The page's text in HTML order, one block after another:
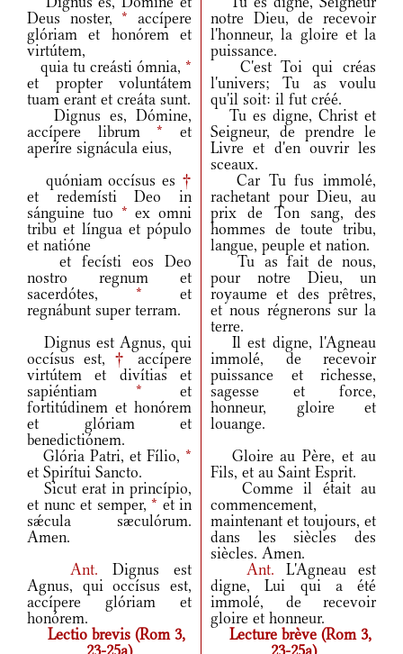
Deus noster,* accípere
glóriam et honórem et
virtútem,
notre Dieu, de recevoir
l'honneur, la gloire et la
puissance.
quia tu creásti ómnia, *
et propter voluntátem
tuam erant et creáta sunt.
C'est Toi qui créas
l'univers; Tu as voulu
qu'il soit: il fut créé.
Dignus es, Dómine,
accípere librum* et
aperíre signácula eius,
Tu es digne, Christ et
Seigneur, de prendre le
Livre et d'en ouvrir les
sceaux.
quóniam occísus es †
et redemísti Deo in
sánguine tuo * ex omni
tribu et língua et pópulo
et natióne
Car Tu fus immolé,
rachetant pour Dieu, au
prix de Ton sang, des
hommes de toute tribu,
langue, peuple et nation.
et fecísti eos Deo
nostro regnum et
sacerdótes, * et
regnábunt super terram.
Tu as fait de nous,
pour notre Dieu, un
royaume et des prêtres,
et nous régnerons sur la
terre.
Dignus est Agnus, qui
occísus est, †
accípere
virtútem et divítias et
sapiéntiam * et
fortitúdinem et honórem
et glóriam et
benedictiónem.
Il est digne, l'Agneau
immolé, de recevoir
puissance et richesse,
sagesse et force,
honneur, gloire et
louange.
Glória Patri, et Fílio, *
et Spirítui Sancto.
Gloire au Père, et au
Fils, et au Saint Esprit.
Sicut erat in princípio,
et nunc et semper, * et in
sǽcula sæculórum.
Amen.
Comme il était au
commencement,
maintenant et toujours, et
dans les siècles des
siècles. Amen.
Ant. Dignus est
Agnus, qui occísus est,
accípere glóriam et
honórem.
Ant. L'Agneau est
digne, Lui qui a été
immolé, de recevoir
gloire et honneur.
Lectio brevis (Rom 3,
Lecture brève (Rom 3,